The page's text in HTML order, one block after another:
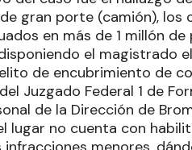
gran porte (camión), los
en más de 1 millón
el magistrado
de encubrimiento de
Juzgado Federal 1 de
de la Dirección de
lugar no cuenta con